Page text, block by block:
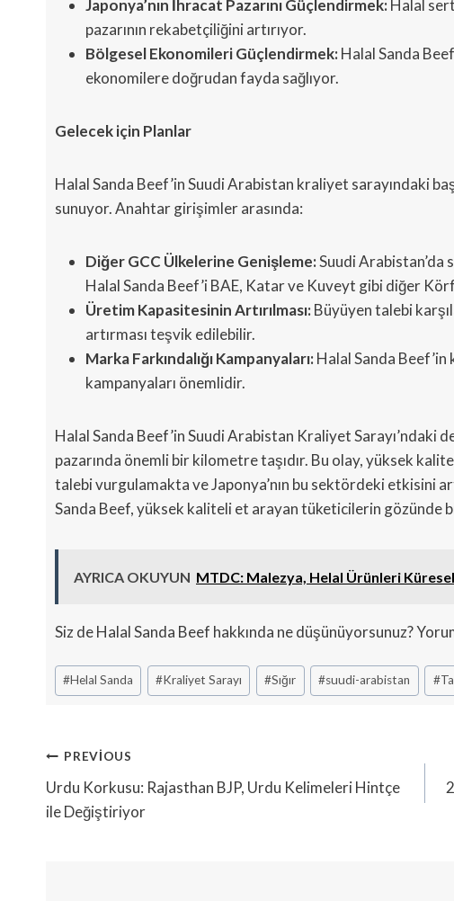
Japonya’nın İhracat Pazarını Güçlendirmek:Halal
pazarının rekabetçiliğini artırıyor.
Bölgesel Ekonomileri Güçlendirmek:Halal Sanda
ekonomilere doğrudan fayda sağlıyor.
Gelecek için Planlar
Halal Sanda Beef’in Suudi Arabistan kraliyet sarayındaki
sunuyor. Anahtar girişimler arasında:
Diğer GCC Ülkelerine Genişleme:Suudi Arabistan’da
Halal Sanda Beef’i BAE, Katar ve Kuveyt gibi diğer
Üretim Kapasitesinin Artırılması:Büyüyen talebi
artırması teşvik edilebilir.
Marka Farkındalığı Kampanyaları:Halal Sanda
kampanyaları önemlidir.
Halal Sanda Beef’in Suudi Arabistan Kraliyet Sarayı’ndaki
pazarında önemli bir kilometre taşıdır. Bu olay, yüksek
talebi vurgulamakta ve Japonya’nın bu sektördeki etkisini
Sanda Beef, yüksek kaliteli et arayan tüketicilerin gözünde
AYRICA OKUYUN MTDC: Malezya, Helal Ürünleri Küresel
Siz de Halal Sanda Beef hakkında ne düşünüyorsunuz?
Post
Tags:
#Helal Sanda #Kraliyet Sarayı #Sığır #suudi-arabistan #
Yazı
Gezinmesi
PREVIOUS
Urdu Korkusu: Rajasthan BJP, Urdu Kelimeleri Hintçe
ile Değiştiriyor